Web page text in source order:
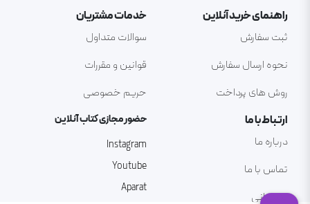
راهنمای خرید آنلاین
ثبت سفارش
نحوه ارسال سفارش
روش های پرداخت
خدمات مشتریان
سوالات متداول
قوانین و مقررات
حریم خصوصی
ارتباط با ما
درباره ما
تماس با ما
پشتیبانی
حضور مجازی کتاب آنلاین
Instagram
Youtube
Aparat